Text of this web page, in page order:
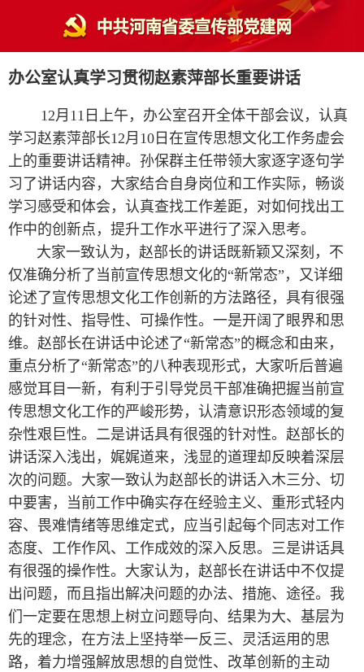
办公室认真学习贯彻赵素萍部长重要讲话
12月11日上午，办公室召开全体干部会议，认真
学习赵素萍部长12月10日在宣传思想文化工作务虚会
上的重要讲话精神。孙保群主任带领大家逐字逐句学
习了讲话内容，大家结合自身岗位和工作实际，畅谈
学习感受和体会，认真查找工作差距，对如何找出工
作中的创新点，提升工作水平进行了深入思考。
大家一致认为，赵部长的讲话既新颖又深刻，不
仅准确分析了当前宣传思想文化的“新常态”，又详细
论述了宣传思想文化工作创新的方法路径，具有很强
的针对性、指导性、可操作性。一是开阔了眼界和思
维。赵部长在讲话中论述了“新常态”的概念和由来，
重点分析了“新常态”的八种表现形式，大家听后普遍
感觉耳目一新，有利于引导党员干部准确把握当前宣
传思想文化工作的严峻形势，认清意识形态领域的复
杂性艰巨性。二是讲话具有很强的针对性。赵部长的
讲话深入浅出，娓娓道来，浅显的道理却反映着深层
次的问题。大家一致认为赵部长的讲话入木三分、切
中要害，当前工作中确实存在经验主义、重形式轻内
容、畏难情绪等思维定式，应当引起每个同志对工作
态度、工作作风、工作成效的深入反思。三是讲话具
有很强的操作性。大家认为，赵部长在讲话中不仅提
出问题，而且指出解决问题的办法、措施、途径。我
们一定要在思想上树立问题导向、结果为大、基层为
先的理念，在方法上坚持举一反三、灵活运用的思
路，着力增强解放思想的自觉性、改革创新的主动